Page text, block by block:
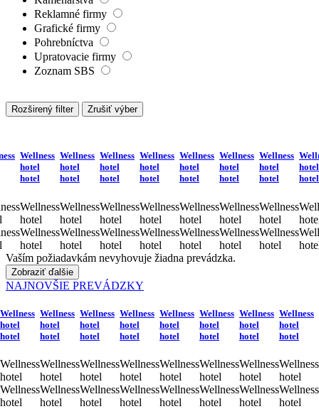
Reklamné firmy
Grafické firmy
Pohrebníctva
Upratovacie firmy
Zoznam SBS
Rozširený filter Zrušiť výber
Wellness
hotel
hotel
Wellness
hotel
Wellness
hotel
Wellness
hotel
hotel
Wellness
hotel
Wellness
hotel
Wellness
hotel
hotel
Wellness
hotel
Wellness
hotel
Wellness
hotel
hotel
Wellness
hotel
Wellness
hotel
Wellness
hotel
hotel
Wellness
hotel
Wellness
hotel
Wellness
hotel
hotel
Wellness
hotel
Wellness
hotel
Wellness
hotel
hotel
Wellness
hotel
Wellness
hotel
hotel
hotel
Vaším požiadavkám nevyhovuje žiadna prevádzka.
Zobraziť ďalšie
NAJNOVŠIE PREVÁDZKY
Wellness
hotel
hotel
Wellness
hotel
Wellness
hotel
Wellness
hotel
hotel
Wellness
hotel
Wellness
hotel
Wellness
hotel
hotel
Wellness
hotel
Wellness
hotel
Wellness
hotel
hotel
Wellness
hotel
Wellness
hotel
Wellness
hotel
hotel
Wellness
hotel
Wellness
hotel
Wellness
hotel
hotel
Wellness
hotel
Wellness
hotel
Wellness
hotel
hotel
Wellness
hotel
Wellness
hotel
Wellness
hotel
hotel
Wellness
hotel
Wellness
hotel